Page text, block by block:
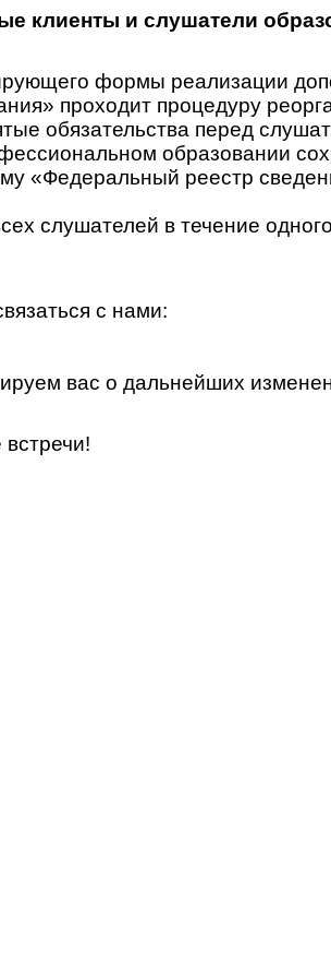
клиенты и слушатели
формы реализации
проходит процедуру
обязательства перед
образовании
«Федеральный реестр
слушателей в течение
с нами:
вас о дальнейших